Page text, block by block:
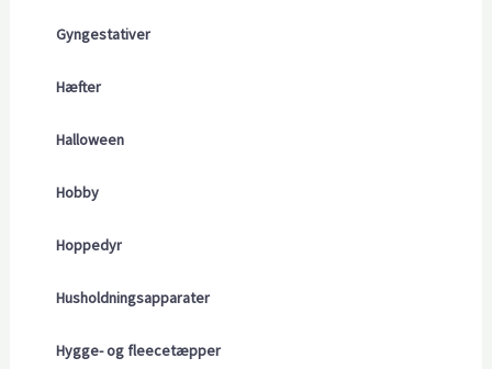
Gyngestativer
Hæfter
Halloween
Hobby
Hoppedyr
Husholdningsapparater
Hygge- og fleecetæpper